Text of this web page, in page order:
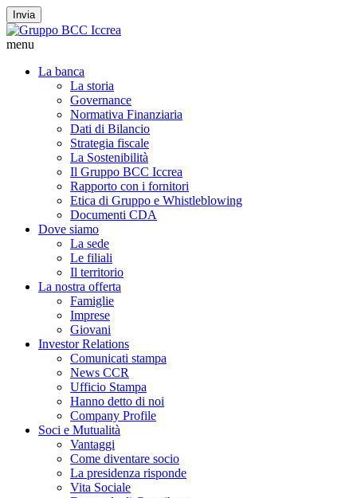
Invia
menu
La banca
La storia
Governance
Normativa Finanziaria
Dati di Bilancio
Strategia fiscale
La Sostenibilità
Il Gruppo BCC Iccrea
Rapporto con i fornitori
Etica di Gruppo e Whistleblowing
Documenti CDA
Dove siamo
La sede
Le filiali
Il territorio
La nostra offerta
Famiglie
Imprese
Giovani
Investor Relations
Comunicati stampa
News CCR
Ufficio Stampa
Hanno detto di noi
Company Profile
Soci e Mutualità
Vantaggi
Come diventare socio
La presidenza risponde
Vita Sociale